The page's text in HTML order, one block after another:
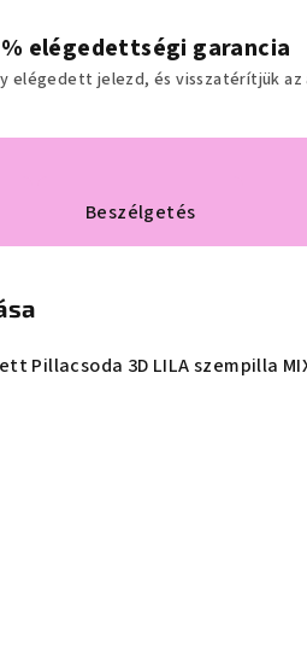
elégedettségi garancia
elégedett jelezd, és visszatérítjük az
Beszélgetés
Pillacsoda 3D LILA szempilla